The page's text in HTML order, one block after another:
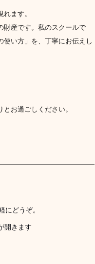
ます。
財産です。私のスクールで
使い方」を、丁寧にお伝えし
お過ごしください。
にどうぞ。
開きます